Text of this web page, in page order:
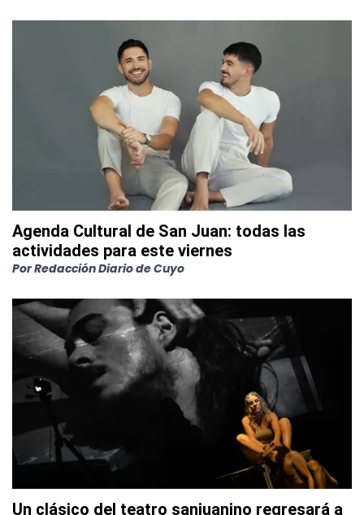
Agenda Cultural de San Juan: todas las
actividades para este viernes
PorRedacción Diario de Cuyo
Un clásico del teatro sanjuanino regresará a